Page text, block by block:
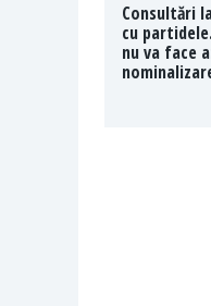
Consultări
cu
nu va face